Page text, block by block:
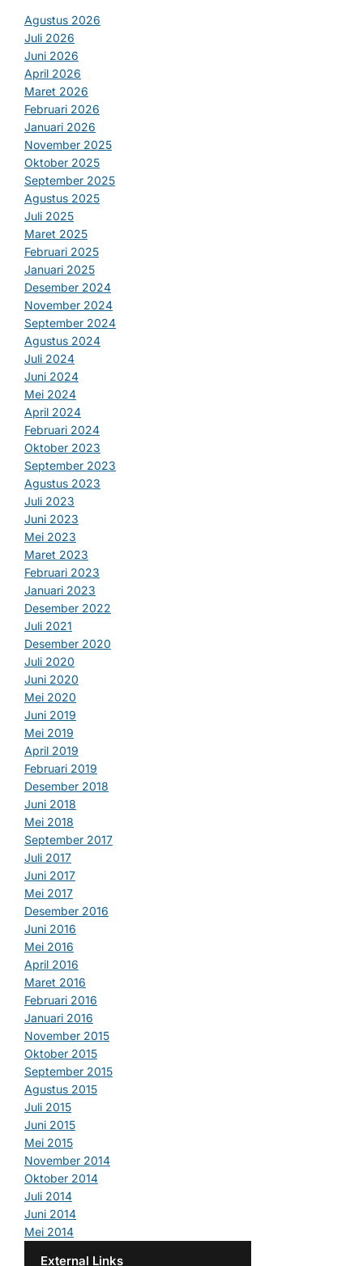
Agustus 2026
Juli 2026
Juni 2026
April 2026
Maret 2026
Februari 2026
Januari 2026
November 2025
Oktober 2025
September 2025
Agustus 2025
Juli 2025
Maret 2025
Februari 2025
Januari 2025
Desember 2024
November 2024
September 2024
Agustus 2024
Juli 2024
Juni 2024
Mei 2024
April 2024
Februari 2024
Oktober 2023
September 2023
Agustus 2023
Juli 2023
Juni 2023
Mei 2023
Maret 2023
Februari 2023
Januari 2023
Desember 2022
Juli 2021
Desember 2020
Juli 2020
Juni 2020
Mei 2020
Juni 2019
Mei 2019
April 2019
Februari 2019
Desember 2018
Juni 2018
Mei 2018
September 2017
Juli 2017
Juni 2017
Mei 2017
Desember 2016
Juni 2016
Mei 2016
April 2016
Maret 2016
Februari 2016
Januari 2016
November 2015
Oktober 2015
September 2015
Agustus 2015
Juli 2015
Juni 2015
Mei 2015
November 2014
Oktober 2014
Juli 2014
Juni 2014
Mei 2014
External Links